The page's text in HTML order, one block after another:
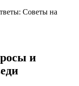
Советы на
и